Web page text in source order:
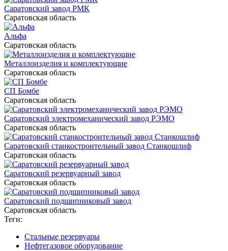
Саратовский завод РМК
Саратовская область
Альфа
Саратовская область
Металлоизделия и комплектующие
Саратовская область
СП Бомбе
Саратовская область
Саратовский электромеханический завод РЭМО
Саратовская область
Саратовский станкостроительный завод Станкошлиф
Саратовская область
Саратовский резервуарный завод
Саратовская область
Саратовский подшипниковый завод
Саратовская область
Теги:
Стальные резервуары
Нефтегазовое оборудование